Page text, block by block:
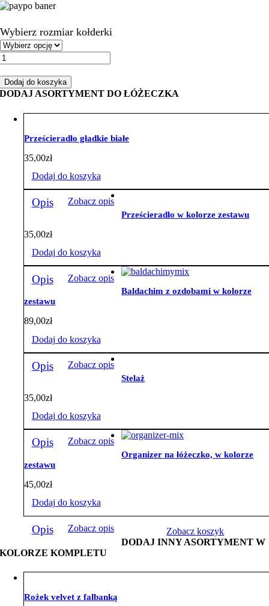
245,00zł
Wybierz rozmiar kołderki
Dodaj do koszyka
DODAJ ASORTYMENT DO ŁÓŻECZKA
Prześcieradło gładkie białe
35,00zł
Dodaj do koszyka
Opis Zobacz opis
Prześcieradło w kolorze zestawu
35,00zł
Dodaj do koszyka
Opis Zobacz opis
Baldachim z ozdobami w kolorze
zestawu
89,00zł
Dodaj do koszyka
Opis Zobacz opis
Stelaż
35,00zł
Dodaj do koszyka
Opis Zobacz opis
Organizer na łóżeczko, w kolorze
zestawu
45,00zł
Dodaj do koszyka
Opis Zobacz opis
Zobacz koszyk
DODAJ INNY ASORTYMENT W
KOLORZE KOMPLETU
Rożek velvet z falbanką